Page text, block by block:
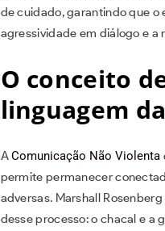
de cuidado, garantindo que
agressividade em diálogo e
O conceito
linguagem
AComunicação Não Violenta
permite permanecer
adversas. Marshall
desse processo: o chacal e a